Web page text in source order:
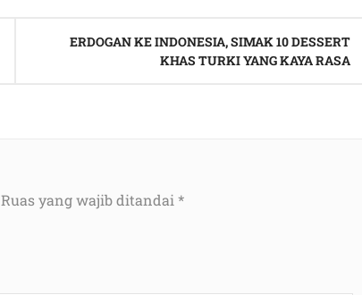
ERDOGAN KE INDONESIA, SIMAK 10 DESSERT
KHAS TURKI YANG KAYA RASA
Ruas yang wajib ditandai *